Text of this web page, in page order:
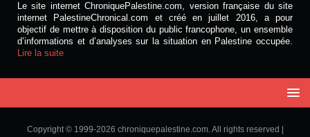
Le site internet ChroniquePalestine.com, version française du site
internet PalestineChronical.com et créé en juillet 2016, a pour
objectif de mettre à disposition du public francophone, un ensemble
d’informations et d’analyses sur la situation en Palestine occupée.
Lire la suite
Copyright © 1999-2026 chroniquepalestine.com. All rights reserved |